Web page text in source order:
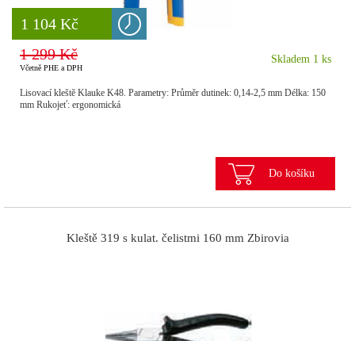
8 777 Kč
1 104 Kč
1 299 Kč
Včetně PHE a DPH
Skladem 1 ks
Lisovací kleště Klauke K48. Parametry: Průměr dutinek: 0,14-2,5 mm Délka: 150
mm Rukojeť: ergonomická
Do košíku
Kleště 319 s kulat. čelistmi 160 mm Zbirovia